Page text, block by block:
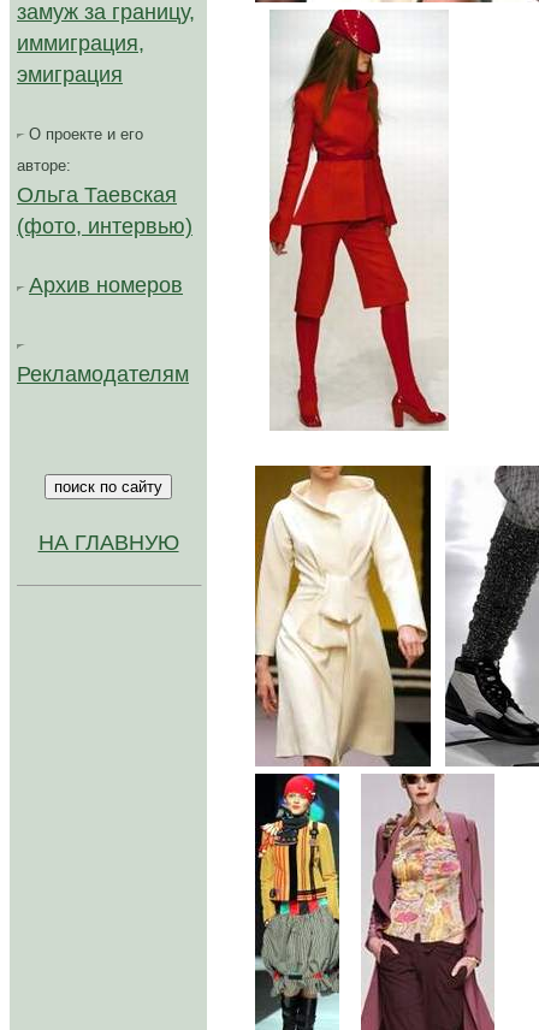
замуж за границу,
иммиграция,
эмиграция
О проекте и его
авторе:
Ольга Таевская
(фото, интервью)
Архив номеров
Рекламодателям
НА ГЛАВНУЮ